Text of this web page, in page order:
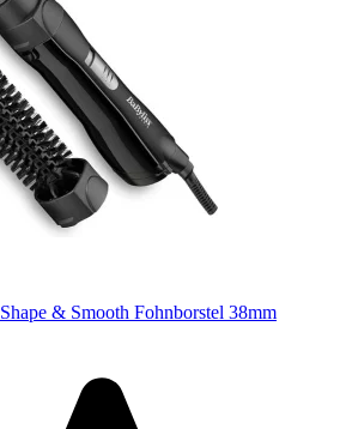
& Smooth Fohnborstel 38mm